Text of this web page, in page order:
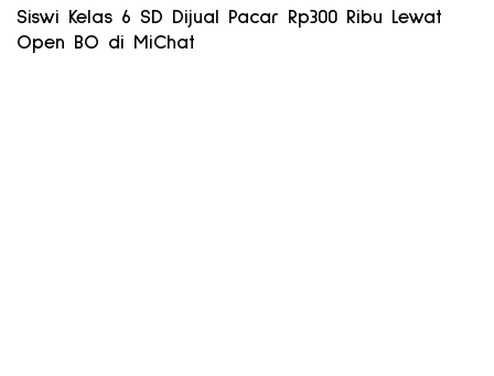
Siswi Kelas 6 SD Dijual Pacar Rp300 Ribu Lewat
Open BO di MiChat